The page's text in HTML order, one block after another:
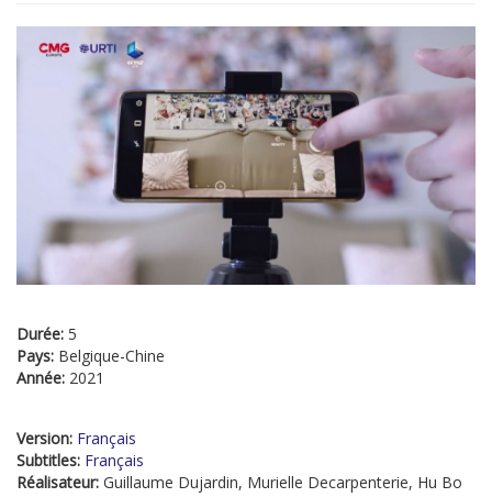
Durée: 5
Pays: Belgique-Chine
Année: 2021
Version: Français
Subtitles: Français
Réalisateur: Guillaume Dujardin, Murielle Decarpenterie, Hu Bo